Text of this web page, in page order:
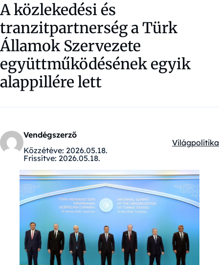
A közlekedési és
tranzitpartnerség a Türk
Államok Szervezete
együttműködésének egyik
alappillére lett
Vendégszerző
Közzétéve: 2026.05.18.
Frissítve: 2026.05.18.
Kategóriák:
Világpolitika